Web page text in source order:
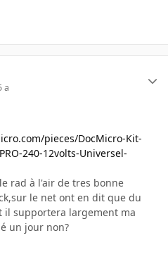
a
pieces/DocMicro-Kit-
240-12volts-Universel-
rad à l'air de tres bonne
le net ont en dit que du
il supportera largement ma
un jour non?